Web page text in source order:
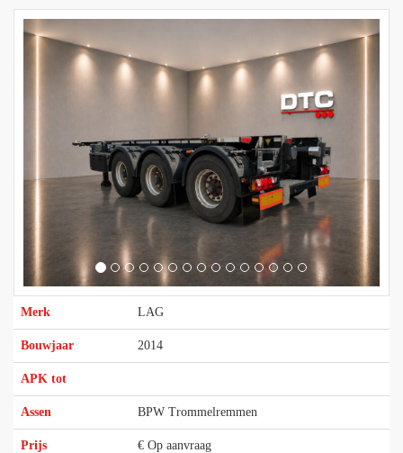
Merk LAG
Bouwjaar 2014
APK tot
Assen BPW Trommelremmen
Prijs € Op aanvraag